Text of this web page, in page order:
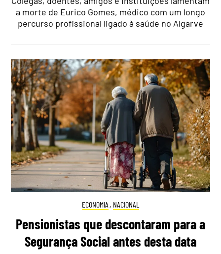
a morte de Eurico Gomes, médico com um longo
percurso profissional ligado à saúde no Algarve
ECONOMIA , NACIONAL
Pensionistas que descontaram para a
Segurança Social antes desta data